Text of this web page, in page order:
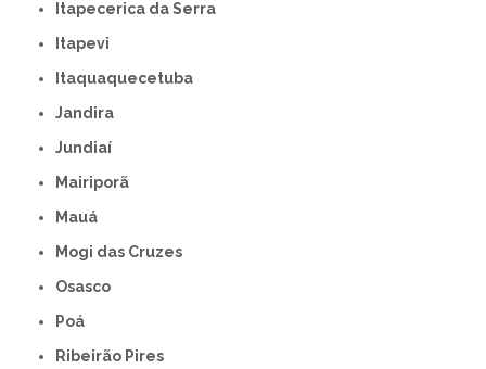
Itapecerica da Serra
Itapevi
Itaquaquecetuba
Jandira
Jundiaí
Mairiporã
Mauá
Mogi das Cruzes
Osasco
Poá
Ribeirão Pires